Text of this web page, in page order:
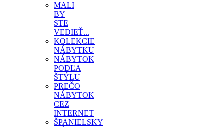
MALI
BY
STE
VEDIEŤ...
KOLEKCIE
NÁBYTKU
NÁBYTOK
PODĽA
ŠTÝLU
PREČO
NÁBYTOK
CEZ
INTERNET
ŠPANIELSKY